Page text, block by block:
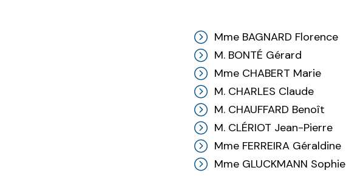
Mme BAGNARD Florence
M. BONTÉ Gérard
Mme CHABERT Marie
M. CHARLES Claude
M. CHAUFFARD Benoît
M. CLÉRIOT Jean-Pierre
Mme FERREIRA Géraldine
Mme GLUCKMANN Sophie